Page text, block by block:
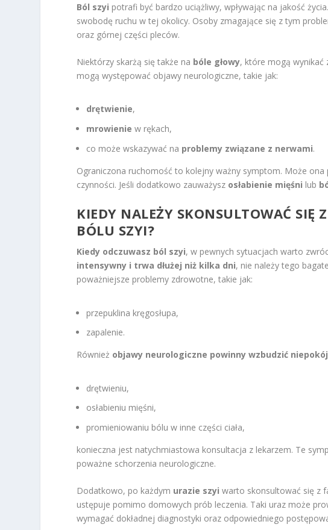
Ból szyi potrafi być bardzo uciążliwy, wpływając na jakość
swobodę ruchu w tej okolicy. Osoby zmagające się z tym
oraz górnej części pleców.
Niektórzy skarżą się także na bóle głowy, które mogą wynikać
mogą występować objawy neurologiczne, takie jak:
drętwienie,
mrowienie w rękach,
co może wskazywać na problemy związane z nerwami.
Ograniczona ruchomość to kolejny ważny symptom. Może
czynności. Jeśli dodatkowo zauważysz osłabienie mięśni lub
KIEDY NALEŻY SKONSULTOWAĆ SIĘ
BÓLU SZYI?
Kiedy odczuwasz ból szyi, w pewnych sytuacjach warto
intensywny i trwa dłużej niż kilka dni, nie należy tego
poważniejsze problemy zdrowotne, takie jak:
przepuklina kręgosłupa,
zapalenie.
Również objawy neurologiczne powinny wzbudzić niepokój
drętwieniu,
osłabieniu mięśni,
promieniowaniu bólu w inne części ciała,
konieczna jest natychmiastowa konsultacja z lekarzem. Te
poważne schorzenia neurologiczne.
Dodatkowo, po każdym urazie szyi warto skonsultować się z
ustępuje pomimo domowych prób leczenia. Taki uraz może
wymagać dokładnej diagnostyki oraz odpowiedniego